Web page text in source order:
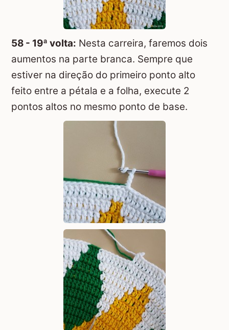
58 - 19ª volta: Nesta carreira, faremos dois
aumentos na parte branca. Sempre que
estiver na direção do primeiro ponto alto
feito entre a pétala e a folha, execute 2
pontos altos no mesmo ponto de base.